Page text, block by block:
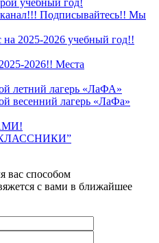
Подписывайтесь!! Мы
на 2025-2026 учебный год!!
2026!! Места
летний лагерь «ЛаФА»
весенний лагерь «ЛаФа»
вас способом
с вами в ближайшее